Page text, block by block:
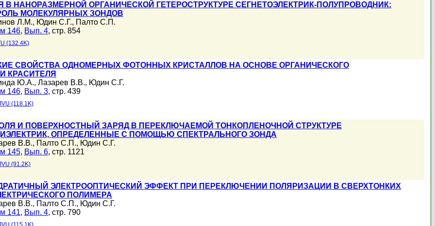
НАНОРАЗМЕРНОЙ ОРГАНИЧЕСКОЙ ГЕТЕРОСТРУКТУРЕ СЕГНЕТОЭЛЕКТРИК-ПОЛУПРОВОДНИК:
МОЛЕКУЛЯРНЫХ ЗОНДОВ
Л.М., Юдин С.Г., Палто С.П.
146, Вып. 4, стр. 854
(132.4K)
СВОЙСТВА ОДНОМЕРНЫХ ФОТОННЫХ КРИСТАЛЛОВ НА ОСНОВЕ ОРГАНИЧЕСКОГО
КРАСИТЕЛЯ
Ю.А., Лазарев В.В., Юдин С.Г.
146, Вып. 3, стр. 439
(118.1K)
И ПОВЕРХНОСТНЫЙ ЗАРЯД В ПЕРЕКЛЮЧАЕМОЙ ТОНКОПЛЕНОЧНОЙ СТРУКТУРЕ
ОПРЕДЕЛЕННЫЕ С ПОМОЩЬЮ СПЕКТРАЛЬНОГО ЗОНДА
В.В., Палто С.П., Юдин С.Г.
145, Вып. 6, стр. 1121
(91.2K)
ЭЛЕКТРООПТИЧЕСКИЙ ЭФФЕКТ ПРИ ПЕРЕКЛЮЧЕНИИ ПОЛЯРИЗАЦИИ В СВЕРХТОНКИХ
ПОЛИМЕРА
В.В., Палто С.П., Юдин С.Г.
141, Вып. 4, стр. 790
(115.1K)